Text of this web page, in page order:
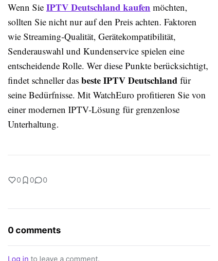
Wenn Sie IPTV Deutschland kaufen möchten,
sollten Sie nicht nur auf den Preis achten. Faktoren
wie Streaming-Qualität, Gerätekompatibilität,
Senderauswahl und Kundenservice spielen eine
entscheidende Rolle. Wer diese Punkte berücksichtigt,
findet schneller das beste IPTV Deutschland für
seine Bedürfnisse. Mit WatchEuro profitieren Sie von
einer modernen IPTV-Lösung für grenzenlose
Unterhaltung.
0 0 0
0 comments
Log in to leave a comment.